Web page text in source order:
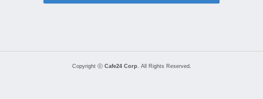
Copyright ⓒ Cafe24 Corp. All Rights Reserved.